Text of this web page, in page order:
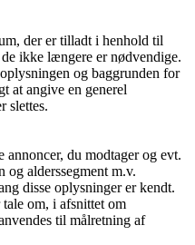
der er tilladt i henhold til
ikke længere er nødvendige.
og baggrunden for
at angive en generel
slettes.
du modtager og evt.
alderssegment m.v.
disse oplysninger er kendt.
om, i afsnittet om
til målretning af